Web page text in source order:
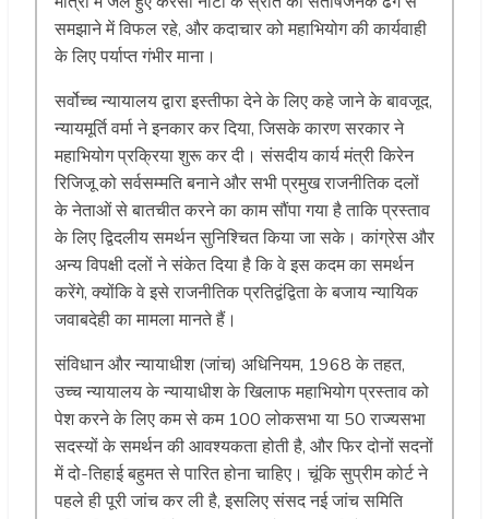
समझाने में विफल रहे, और कदाचार को महाभियोग की कार्यवाही
के लिए पर्याप्त गंभीर माना।
सर्वोच्च न्यायालय द्वारा इस्तीफा देने के लिए कहे जाने के बावजूद,
न्यायमूर्ति वर्मा ने इनकार कर दिया, जिसके कारण सरकार ने
महाभियोग प्रक्रिया शुरू कर दी। संसदीय कार्य मंत्री किरेन
रिजिजू को सर्वसम्मति बनाने और सभी प्रमुख राजनीतिक दलों
के नेताओं से बातचीत करने का काम सौंपा गया है ताकि प्रस्ताव
के लिए द्विदलीय समर्थन सुनिश्चित किया जा सके। कांग्रेस और
अन्य विपक्षी दलों ने संकेत दिया है कि वे इस कदम का समर्थन
करेंगे, क्योंकि वे इसे राजनीतिक प्रतिद्वंद्विता के बजाय न्यायिक
जवाबदेही का मामला मानते हैं।
संविधान और न्यायाधीश (जांच) अधिनियम, 1968 के तहत,
उच्च न्यायालय के न्यायाधीश के खिलाफ महाभियोग प्रस्ताव को
पेश करने के लिए कम से कम 100 लोकसभा या 50 राज्यसभा
सदस्यों के समर्थन की आवश्यकता होती है, और फिर दोनों सदनों
में दो-तिहाई बहुमत से पारित होना चाहिए। चूंकि सुप्रीम कोर्ट ने
पहले ही पूरी जांच कर ली है, इसलिए संसद नई जांच समिति